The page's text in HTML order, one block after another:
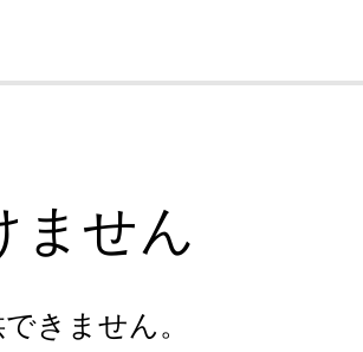
ません
きません。